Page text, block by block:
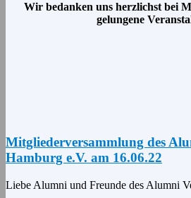
Wir bedanken uns herzlichst bei
gelungene
Mitgliederversammlung des
Hamburg e.V. am 16.06.22
Liebe Alumni und Freunde des Alumni